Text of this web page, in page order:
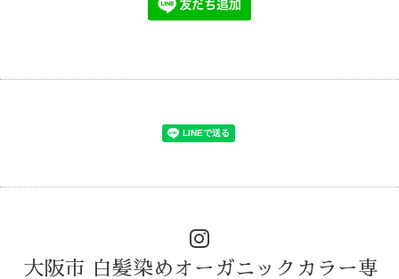
大阪市 白髪染めオーガニックカラー専